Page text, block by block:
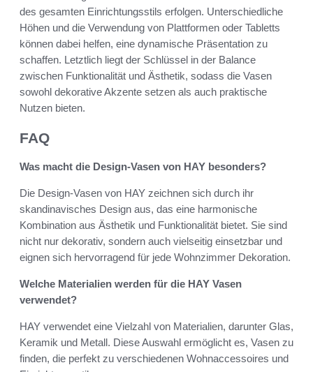
des gesamten Einrichtungsstils erfolgen. Unterschiedliche
Höhen und die Verwendung von Plattformen oder Tabletts
können dabei helfen, eine dynamische Präsentation zu
schaffen. Letztlich liegt der Schlüssel in der Balance
zwischen Funktionalität und Ästhetik, sodass die Vasen
sowohl dekorative Akzente setzen als auch praktische
Nutzen bieten.
FAQ
Was macht die Design-Vasen von HAY besonders?
Die Design-Vasen von HAY zeichnen sich durch ihr
skandinavisches Design aus, das eine harmonische
Kombination aus Ästhetik und Funktionalität bietet. Sie sind
nicht nur dekorativ, sondern auch vielseitig einsetzbar und
eignen sich hervorragend für jede Wohnzimmer Dekoration.
Welche Materialien werden für die HAY Vasen
verwendet?
HAY verwendet eine Vielzahl von Materialien, darunter Glas,
Keramik und Metall. Diese Auswahl ermöglicht es, Vasen zu
finden, die perfekt zu verschiedenen Wohnaccessoires und